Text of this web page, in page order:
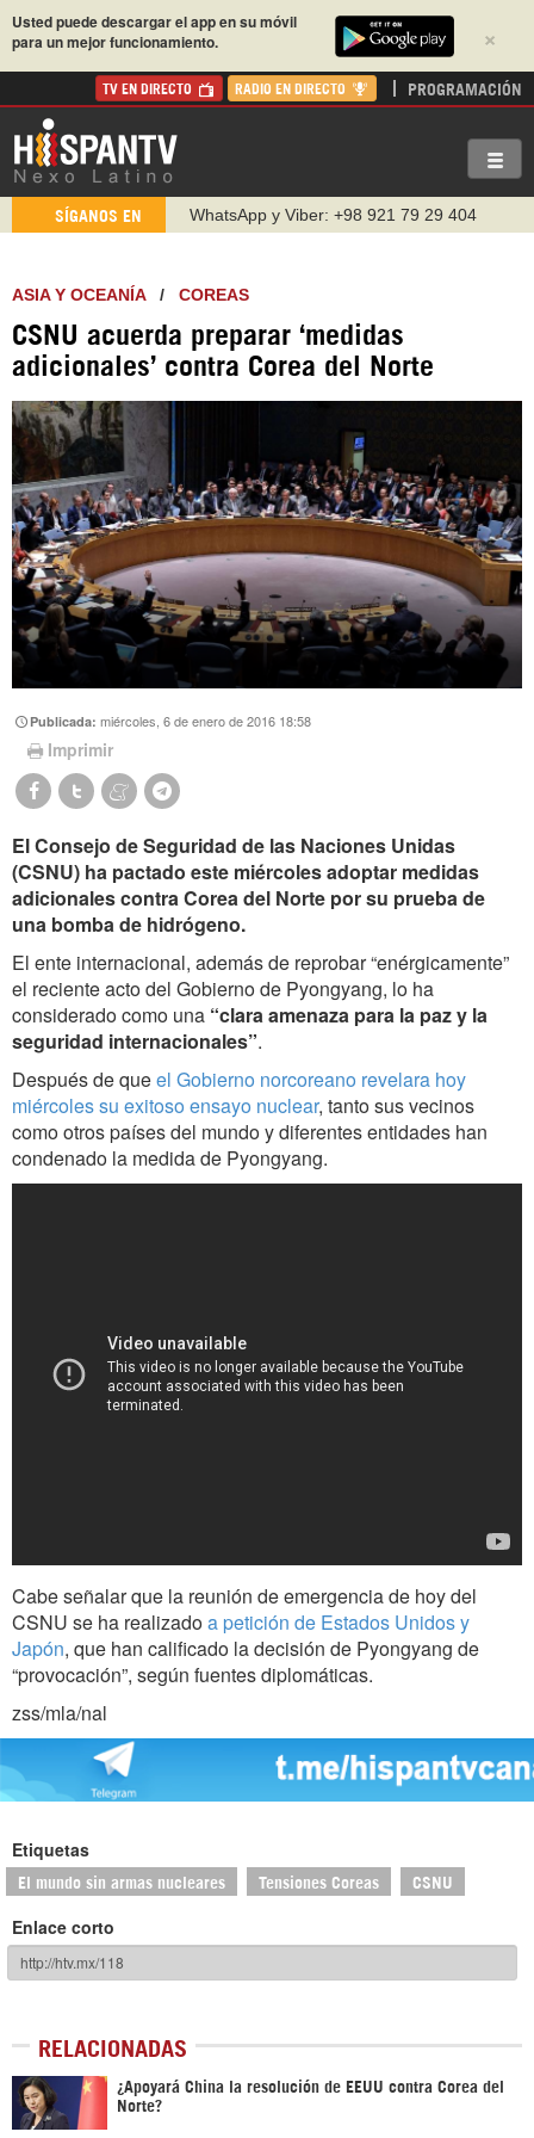
×
Usted puede descargar el app en su móvil
para un mejor funcionamiento.
TV EN DIRECTO RADIO EN DIRECTO PROGRAMACIÓN
SÍGANOS EN
WhatsApp y Viber: +98 921 79 29 404
https://www.facebook.com/Nexolatino.Canal
https://www.youtube.com/@nexo_latino
http://twitter.com/nexo_latino
https://urmedium.com/c/hispantv
ASIA Y OCEANÍA/ COREAS
CSNU acuerda preparar ‘medidas
adicionales’ contra Corea del Norte
Publicada:miércoles, 6 de enero de 2016 18:58
Imprimir
El Consejo de Seguridad de las Naciones Unidas
(CSNU) ha pactado este miércoles adoptar medidas
adicionales contra Corea del Norte por su prueba de
una bomba de hidrógeno.
El ente internacional, además de reprobar “enérgicamente”
el reciente acto del Gobierno de Pyongyang, lo ha
considerado como una “clara amenaza para la paz y la
seguridad internacionales”.
Después de queel Gobierno norcoreano revelara hoy
miércoles su exitoso ensayo nuclear, tanto sus vecinos
como otros países del mundo y diferentes entidades han
condenado la medida de Pyongyang.
Cabe señalar que la reunión de emergencia de hoy del
CSNU se ha realizadoa petición de Estados Unidos y
Japón, que han calificado la decisión de Pyongyang de
“provocación”, según fuentes diplomáticas.
zss/mla/nal
Etiquetas
El mundo sin armas nucleares Tensiones Coreas CSNU
Enlace corto
RELACIONADAS
¿Apoyará China la resolución de EEUU contra Corea del
Norte?